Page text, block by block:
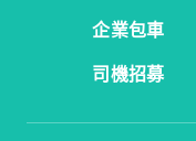
企業包車
司機招募